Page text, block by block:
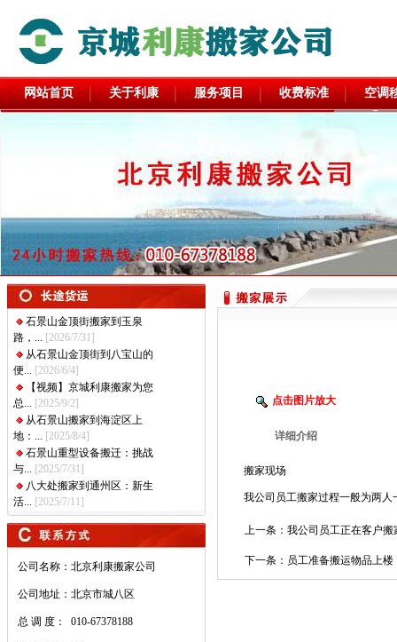
网站首页 关于利康 服务项目 收费标准 空调
石景山金顶街搬家到玉泉
路，... [2026/7/31]
从石景山金顶街到八宝山的
便... [2026/6/4]
【视频】京城利康搬家为您
总... [2025/9/2]
从石景山搬家到海淀区上
地：... [2025/8/4]
石景山重型设备搬迁：挑战
与... [2025/7/31]
八大处搬家到通州区：新生
活... [2025/7/11]
公司名称： 北京利康搬家公司
公司地址： 北京市城八区
总 调 度： 010-67378188
点击图片放大
详细介绍
搬家现场
我公司员工搬家过程一般为两
上一条：我公司员工正在客户搬
下一条：员工准备搬运物品上楼